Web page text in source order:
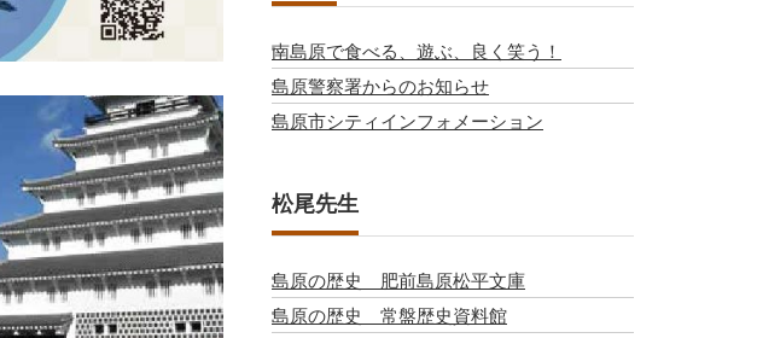
南島原で食べる、遊ぶ、良く笑う！
島原警察署からのお知らせ
島原市シティインフォメーション
松尾先生
島原の歴史 肥前島原松平文庫
島原の歴史 常盤歴史資料館